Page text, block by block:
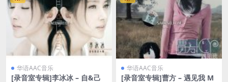
华语AAC音乐
[录音室专辑]李冰冰 – 自&己
华语AAC音乐
[录音室专辑]曹方 – 遇见我 M